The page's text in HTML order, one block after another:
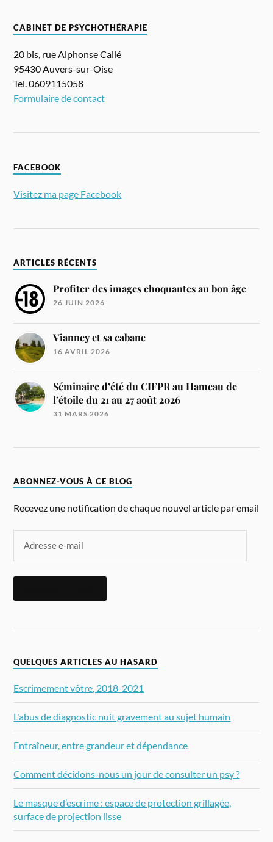
CABINET DE PSYCHOTHÉRAPIE
20 bis, rue Alphonse Callé
95430 Auvers-sur-Oise
Tel. 0609115058
Formulaire de contact
FACEBOOK
Visitez ma page Facebook
ARTICLES RÉCENTS
Profiter des images choquantes au bon âge
26 JUIN 2026
Vianney et sa cabane
16 AVRIL 2026
Séminaire d’été du CIFPR au Hameau de
l’étoile du 21 au 27 août 2026
31 MARS 2026
ABONNEZ-VOUS À CE BLOG
Recevez une notification de chaque nouvel article par email
QUELQUES ARTICLES AU HASARD
Escrimement vôtre, 2018-2021
L'abus de diagnostic nuit gravement au sujet humain
Entraîneur, entre grandeur et dépendance
Comment décidons-nous un jour de consulter un psy ?
Le masque d’escrime : espace de protection grillagée,
surface de projection lisse